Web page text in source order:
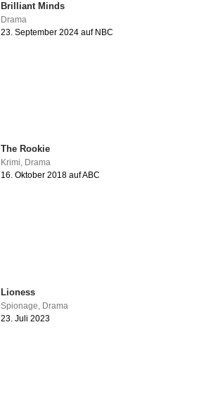
Brilliant Minds
Drama
23. September 2024 auf NBC
The Rookie
Krimi, Drama
16. Oktober 2018 auf ABC
Lioness
Spionage Drama
23. Juli 2023